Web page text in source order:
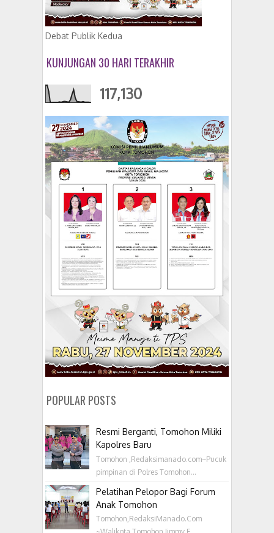
Debat Publik Kedua
KUNJUNGAN 30 HARI TERAKHIR
117,130
POPULAR POSTS
Resmi Berganti, Tomohon Miliki
Kapolres Baru
Tomohon ,Redaksimanado.com~Pucuk
pimpinan di Polres Tomohon...
Pelatihan Pelopor Bagi Forum
Anak Tomohon
Tomohon,RedaksiManado.Com